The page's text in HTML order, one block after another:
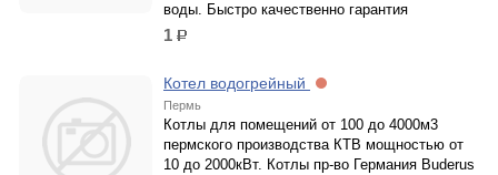
воды. Быстро качественно гарантия
1 р.
Котел водогрейный
Пермь
Котлы для помещений от 100 до 4000м3
пермского производства КТВ мощностью от
10 до 2000кВт. Котлы пр-во Германия Buderus